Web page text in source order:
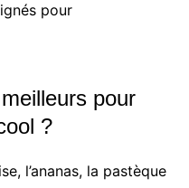
pour
pour
?
l’ananas, la pastèque